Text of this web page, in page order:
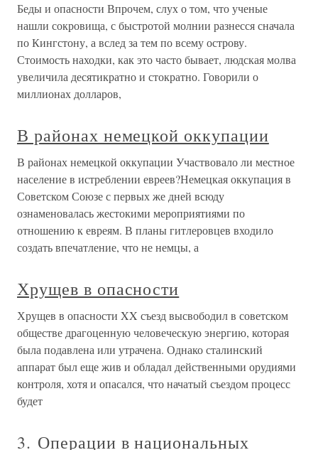
Беды и опасности Впрочем, слух о том, что ученые
нашли сокровища, с быстротой молнии разнесся сначала
по Кингстону, а вслед за тем по всему острову.
Стоимость находки, как это часто бывает, людская молва
увеличила десятикратно и стократно. Говорили о
миллионах долларов,
В районах немецкой оккупации
В районах немецкой оккупации Участвовало ли местное
население в истреблении евреев?Немецкая оккупация в
Советском Союзе с первых же дней всюду
ознаменовалась жестокими мероприятиями по
отношению к евреям. В планы гитлеровцев входило
создать впечатление, что не немцы, а
Хрущев в опасности
Хрущев в опасности XX съезд высвободил в советском
обществе драгоценную человеческую энергию, которая
была подавлена или утрачена. Однако сталинский
аппарат был еще жив и обладал действенными орудиями
контроля, хотя и опасался, что начатый съездом процесс
будет
3. Операции в национальных